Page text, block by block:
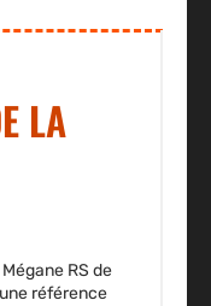
LA
RS de
référence